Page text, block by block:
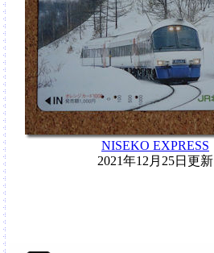
NISEKO EXPRESS
2021年12月25日更新